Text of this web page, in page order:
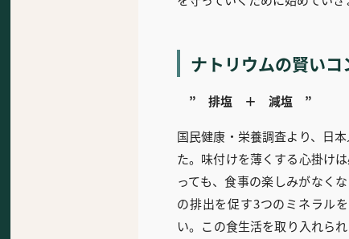
ナトリウムの賢い
” 排塩 ＋ 減塩 ”
国民健康・栄養調査より、日
た。味付けを薄くする心掛け
っても、食事の楽しみがなく
の排出を促す3つのミネラル
い。この食生活を取り入れら